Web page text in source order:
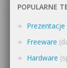
POPULARNE
Freeware
Hardware